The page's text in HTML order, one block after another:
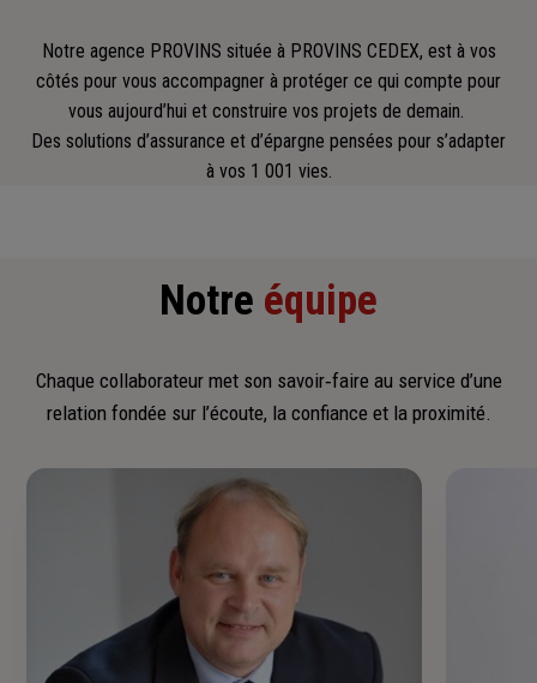
Notre agence PROVINS située à PROVINS CEDEX, est à vos
côtés pour vous accompagner à protéger ce qui compte pour
vous aujourd’hui et construire vos projets de demain.
Des solutions d’assurance et d’épargne pensées pour s’adapter
à vos 1 001 vies.
Notre équipe
Chaque collaborateur met son savoir‑faire au service d’une
relation fondée sur l’écoute, la confiance et la proximité.